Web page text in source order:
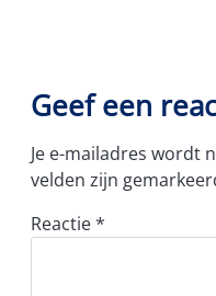
Geef een
Je e-mailadres wordt
velden zijn
Reactie*